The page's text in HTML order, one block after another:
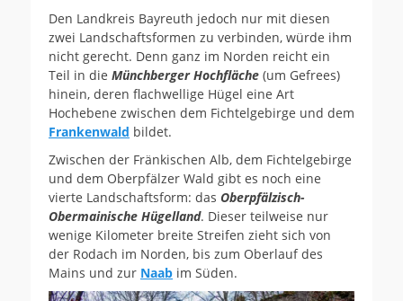
Den Landkreis Bayreuth jedoch nur mit diesen
zwei Landschaftsformen zu verbinden, würde ihm
nicht gerecht. Denn ganz im Norden reicht ein
Teil in die Münchberger Hochfläche (um Gefrees)
hinein, deren flachwellige Hügel eine Art
Hochebene zwischen dem Fichtelgebirge und dem
Frankenwald bildet.
Zwischen der Fränkischen Alb, dem Fichtelgebirge
und dem Oberpfälzer Wald gibt es noch eine
vierte Landschaftsform: das Oberpfälzisch-
Obermainische Hügelland. Dieser teilweise nur
wenige Kilometer breite Streifen zieht sich von
der Rodach im Norden, bis zum Oberlauf des
Mains und zur Naab im Süden.